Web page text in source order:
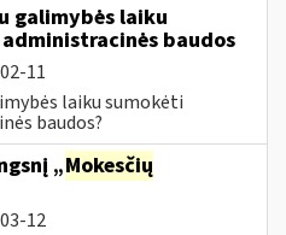
galimybės laiku
administracinės baudos
11
laiku sumokėti
baudos?
„Mokesčių
12